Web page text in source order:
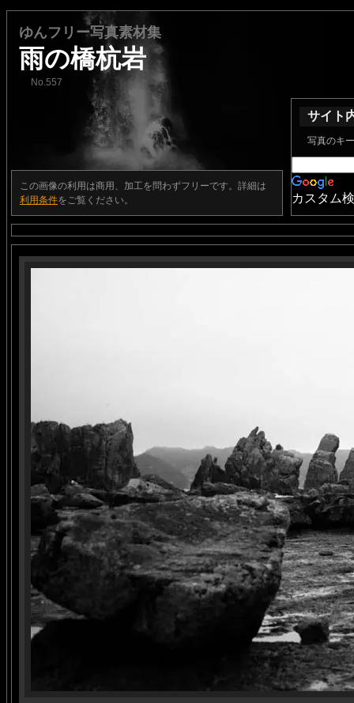
ゆんフリー写真素材集
雨の橋杭岩
No.557
この画像の利用は商用、加工を問わずフリーです。詳細は
利用条件をご覧ください。
サイト
写真のキ
カスタム